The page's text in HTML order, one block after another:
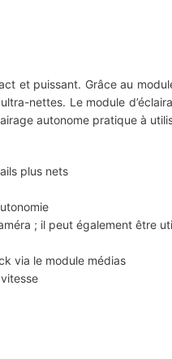
et puissant. Grâce au
nettes. Le module
autonome pratique à
plus nets
; il peut également être
via le module médias